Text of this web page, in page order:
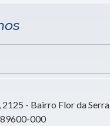
2125 - Bairro Flor da Serra
89600-000